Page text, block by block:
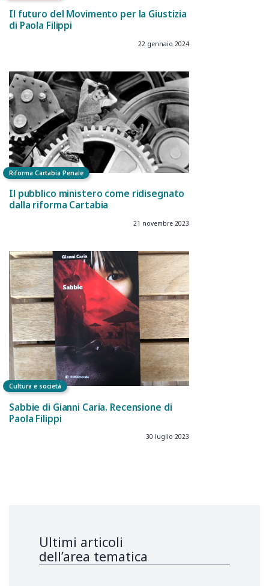
Il futuro del Movimento per la Giustizia
di Paola Filippi
22 gennaio 2024
Riforma Cartabia Penale
Il pubblico ministero come ridisegnato
dalla riforma Cartabia
21 novembre 2023
Cultura e società
Sabbie di Gianni Caria. Recensione di
Paola Filippi
30 luglio 2023
Ultimi articoli
dell’area tematica